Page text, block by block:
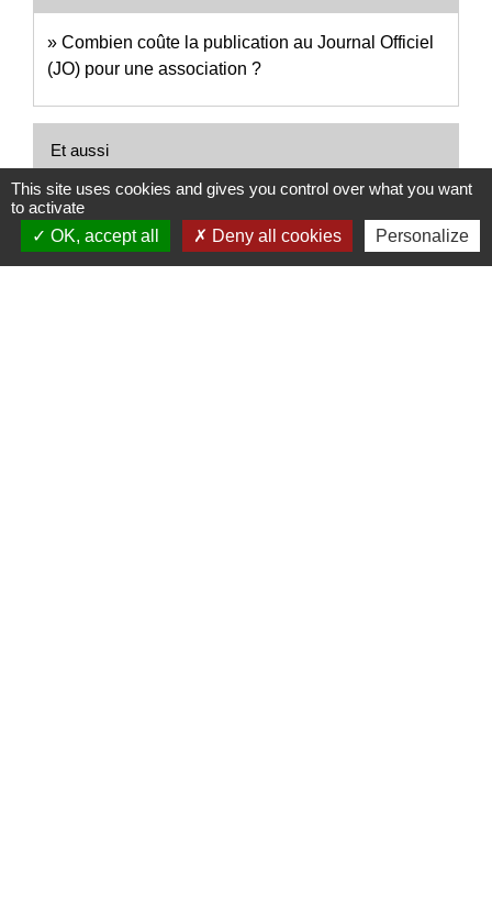
Combien coûte la publication au Journal Officiel
(JO) pour une association ?
Et aussi
Création d'une association
Formalités administratives d'une association
This site uses cookies and gives you control over what you want
to activate
OK, accept all
Deny all cookies Personalize